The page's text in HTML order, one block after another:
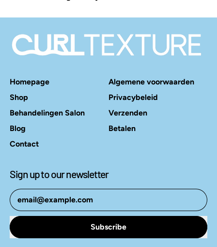
Homepage
Shop
Behandelingen Salon
Blog
Contact
Algemene voorwaarden
Privacybeleid
Verzenden
Betalen
Sign up to our newsletter
Email Address
Subscribe